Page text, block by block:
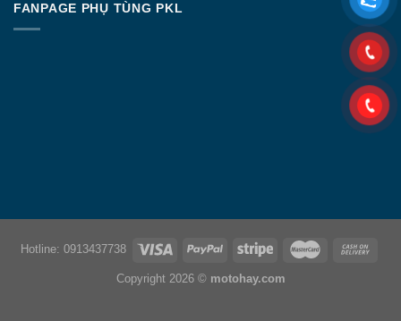
FANPAGE PHỤ TÙNG PKL
Hotline: 0913437738
Copyright 2026 © motohay.com